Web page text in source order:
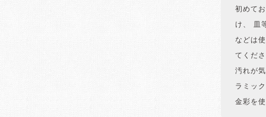
初めて
け、 皿
などは
てくだ
汚れが
ラミッ
金彩を